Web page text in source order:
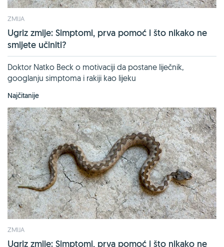
ZMIJA
Ugriz zmije: Simptomi, prva pomoć i što nikako ne
smijete učiniti?
Doktor Natko Beck o motivaciji da postane liječnik,
googlanju simptoma i rakiji kao lijeku
Najčitanije
ZMIJA
Ugriz zmije: Simptomi, prva pomoć i što nikako ne